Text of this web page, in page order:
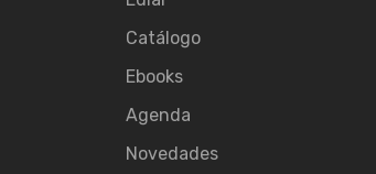
Catálogo
Ebooks
Agenda
Novedades